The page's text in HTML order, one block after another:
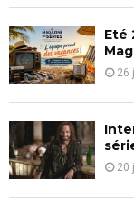
Eté
26
20